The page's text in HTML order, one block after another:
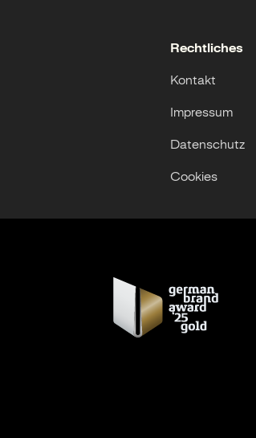
Rechtliches
Kontakt
Impressum
Datenschutz
Cookies